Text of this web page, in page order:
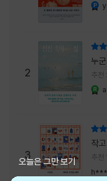
2
누
추천
3
작
회
기.
추천
오늘은 그만 보기